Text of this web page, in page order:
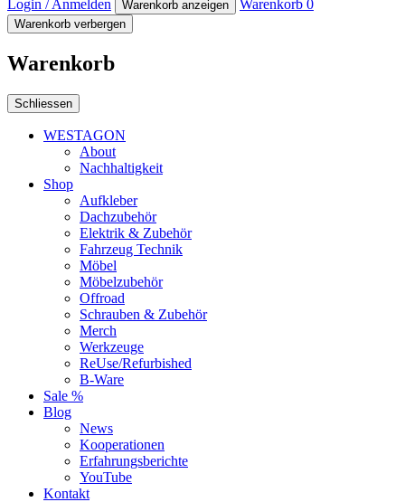
Login / Anmelden Warenkorb anzeigen Warenkorb 0
Warenkorb verbergen
Warenkorb
Schliessen
WESTAGON
About
Nachhaltigkeit
Shop
Aufkleber
Dachzubehör
Elektrik & Zubehör
Fahrzeug Technik
Möbel
Möbelzubehör
Offroad
Schrauben & Zubehör
Merch
Werkzeuge
ReUse/Refurbished
B-Ware
Sale %
Blog
News
Kooperationen
Erfahrungsberichte
YouTube
Kontakt